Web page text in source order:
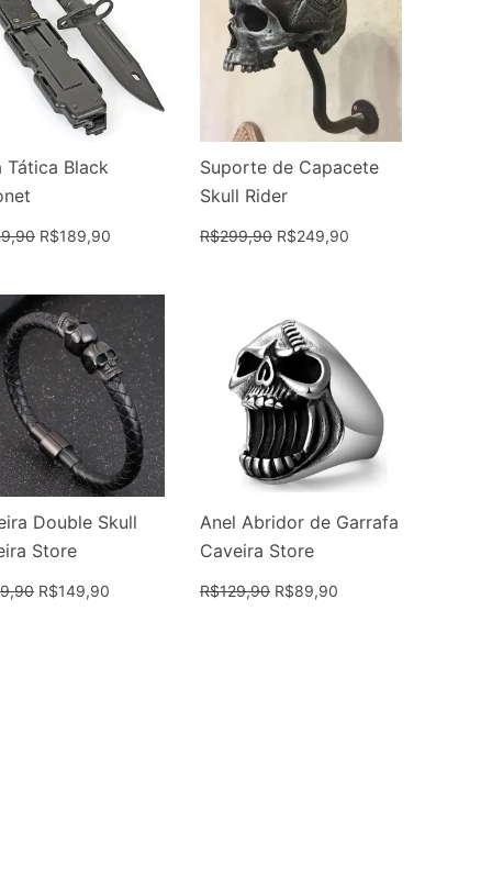
Tática Black
R$189,90
Suporte de Capacete
Skull Rider
R$299,90 R$249,90
Double Skull
Store
R$149,90
Anel Abridor de Garrafa
Caveira Store
R$129,90 R$89,90